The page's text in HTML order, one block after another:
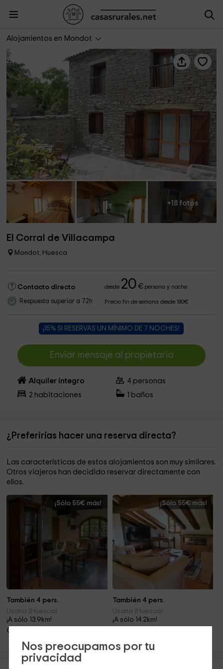
Nos preocupamos por tu
privacidad
Alojamientos en Mondot
El Corral de Villacampa
+18 fotos
El Corral de Villacampa
Mondot, Huesca
Contacto directo desde 20 €persona y noche
Respuesta superior a 72h Precio fin de semana desde 180€
¡15% SI RESERVAS UN MÍNIMO DE 7 NOCHES!
Enviar mensaje al propietario
Alquiler íntegro 4 personas
2 habitaciones baños
¿Preferirías hacer una reserva directa?
Las características de estos alojamientos son muy similares.
Otros viajeros han decidido reservar directamente con
ellos.
¡Sólo 55€ más!
También 4 pers.
Usana (Huesca)
¡A sólo 13.9km!
Chimenea
¡Sólo 55€ más!
También 4 pers.
Usana (Huesca)
¡A sólo 14.2km!